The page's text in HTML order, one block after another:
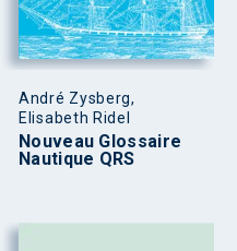
André Zysberg,
Elisabeth Ridel
Nouveau Glossaire
Nautique QRS